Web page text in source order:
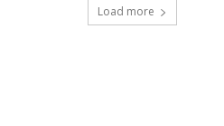
Load more